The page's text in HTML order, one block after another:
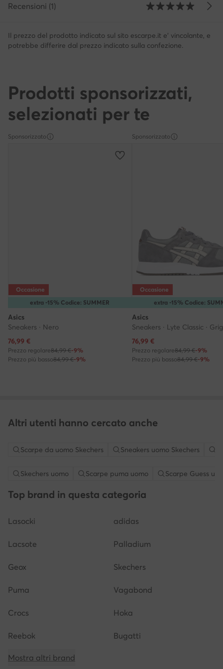
Recensioni (1)
Il prezzo del prodotto indicato sul sito escarpe.it e' vincolante, e
potrebbe differire dal prezzo indicato sulla confezione.
Prodotti sponsorizzati,
selezionati per te
Sponsorizzato
extra -15% Codice: SUMMER
Occasione
Asics
Sneakers · Nero
Prezzo attuale
76,99 €
Prezzo regolare84,99 €-9%
Prezzo più basso84,99 €-9%
Sponsorizzato
extra -15% Codice:
Occasione
Asics
Sneakers · Lyte Classic ·
Prezzo attuale
76,99 €
Prezzo regolare84,99 €-9%
Prezzo più basso84,99 €-9%
Altri utenti hanno cercato anche
Scarpe da uomo Skechers Sneakers uomo Skechers
Skechers uomo Scarpe puma uomo Scarpe Guess
Top brand in questa categoria
Lasocki adidas
Lacsote Palladium
Geox Skechers
Puma Vagabond
Crocs Hoka
Reebok Bugatti
Mostra altri brand